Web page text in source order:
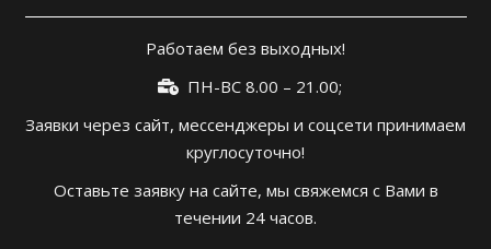
Работаем без выходных!
ПН-ВС 8.00 – 21.00;
Заявки через сайт, мессенджеры и соцсети принимаем
круглосуточно!
Оставьте заявку на сайте, мы свяжемся с Вами в
течении 24 часов.